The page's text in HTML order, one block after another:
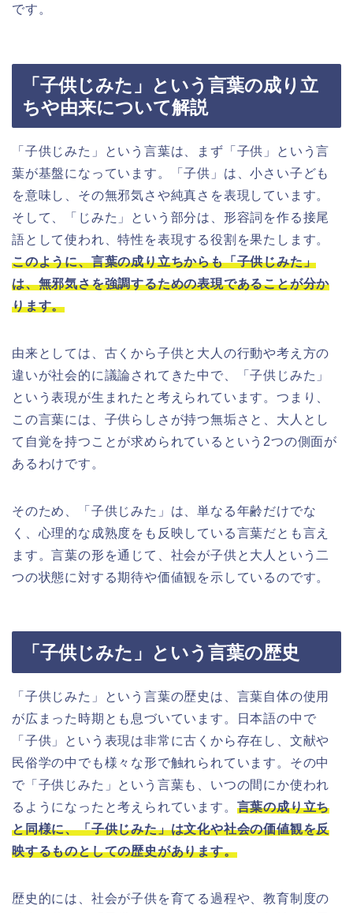
です。
「子供じみた」という言葉の成り立
ちや由来について解説
「子供じみた」という言葉は、まず「子供」という言
葉が基盤になっています。「子供」は、小さい子ども
を意味し、その無邪気さや純真さを表現しています。
そして、「じみた」という部分は、形容詞を作る接尾
語として使われ、特性を表現する役割を果たします。
このように、言葉の成り立ちからも「子供じみた」
は、無邪気さを強調するための表現であることが分か
ります。
由来としては、古くから子供と大人の行動や考え方の
違いが社会的に議論されてきた中で、「子供じみた」
という表現が生まれたと考えられています。つまり、
この言葉には、子供らしさが持つ無垢さと、大人とし
て自覚を持つことが求められているという2つの側面が
あるわけです。
そのため、「子供じみた」は、単なる年齢だけでな
く、心理的な成熟度をも反映している言葉だとも言え
ます。言葉の形を通じて、社会が子供と大人という二
つの状態に対する期待や価値観を示しているのです。
「子供じみた」という言葉の歴史
「子供じみた」という言葉の歴史は、言葉自体の使用
が広まった時期とも息づいています。日本語の中で
「子供」という表現は非常に古くから存在し、文献や
民俗学の中でも様々な形で触れられています。その中
で「子供じみた」という言葉も、いつの間にか使われ
るようになったと考えられています。 言葉の成り立ち
と同様に、「子供じみた」は文化や社会の価値観を反
映するものとしての歴史があります。
歴史的には、社会が子供を育てる過程や、教育制度の